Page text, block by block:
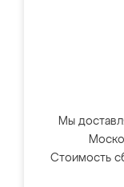
Мы
Стоимость